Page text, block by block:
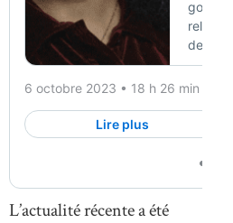
L’actualité récente a été